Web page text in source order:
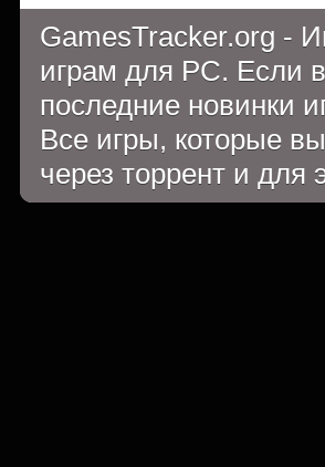
GamesTracker.org -
играм для PC. Если
последние новинки
Все игры, которые
через торрент и для